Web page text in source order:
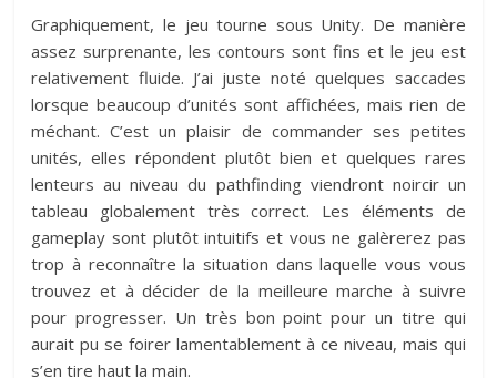
Graphiquement, le jeu tourne sous Unity. De manière
assez surprenante, les contours sont fins et le jeu est
relativement fluide. J’ai juste noté quelques saccades
lorsque beaucoup d’unités sont affichées, mais rien de
méchant. C’est un plaisir de commander ses petites
unités, elles répondent plutôt bien et quelques rares
lenteurs au niveau du pathfinding viendront noircir un
tableau globalement très correct. Les éléments de
gameplay sont plutôt intuitifs et vous ne galèrerez pas
trop à reconnaître la situation dans laquelle vous vous
trouvez et à décider de la meilleure marche à suivre
pour progresser. Un très bon point pour un titre qui
aurait pu se foirer lamentablement à ce niveau, mais qui
s’en tire haut la main.